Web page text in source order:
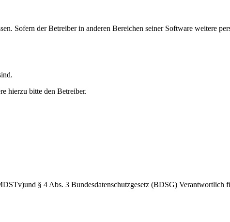
Sofern der Betreiber in anderen Bereichen seiner Software weitere
hierzu bitte den Betreiber.
§ 4 Abs. 3 Bundesdatenschutzgesetz (BDSG) Verantwortlich